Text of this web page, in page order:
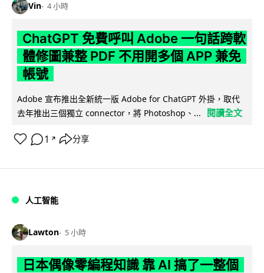
Vin 4 小時
ChatGPT 免費呼叫 Adobe 一句話跨軟
體修圖兼整 PDF 不用開多個 APP 兼免
帳號
Adobe 宣布推出全新統一版 Adobe for ChatGPT 外掛，取代
去年推出三個獨立 connector，將 Photoshop、...
閱讀全文
1 ↗ 分享
人工智能
Lawton 5 小時
日本偶像零編程知識 靠 AI 搞了一整個